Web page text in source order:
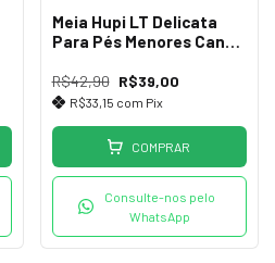
Meia Hupi LT Delicata
Para Pés Menores Cano
R$42,90 R$39,00
R$33,15 com Pix
COMPRAR
Consulte-nos pelo
WhatsApp